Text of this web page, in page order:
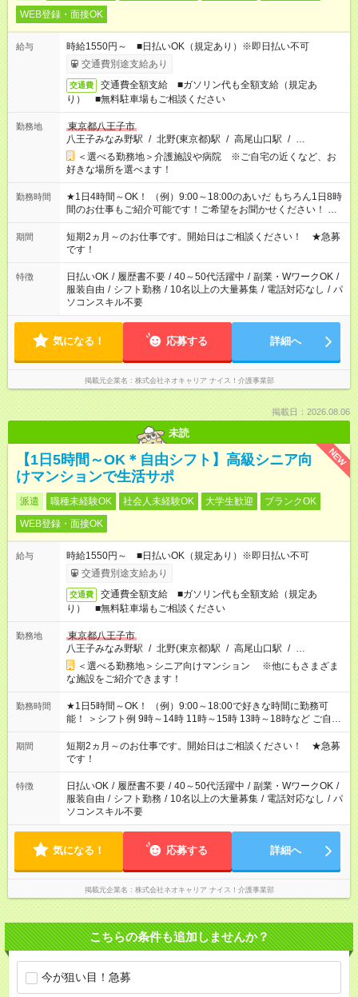
WEB登録・面接OK
給与
時給1550円～ ■日払いOK（規定あり）※即日払い不可
交通費別途支給あり
交通費
交通費全額支給 ■ガソリン代も全額支給（規定あ
り） ■無料駐車場もご相談ください
勤務地
東京都八王子市
八王子みなみ野駅 / 北野(東京都)駅 / 高尾山口駅 / …
＜選べる勤務地＞介護施設や病院 ※ご自宅の近くなど、お
好きな場所を選べます！
勤務時間
★1日4時間～OK！ （例）9:00～18:00のあいだ もちろん1日8時
間のお仕事もご紹介可能です！ご希望をお聞かせください！ ※
週最低15時間以上の勤務が必要です
期間
短期2ヵ月～のお仕事です。開始日はご相談ください！ ★急募
です！
特徴 日払いOK / 履歴書不要 / 40～50代活躍中 / 副業・WワークOK /
服装自由 / シフト勤務 / 10名以上の大量募集 / 電話対応なし / パ
ソコンスキル不要
気になる！ 応募する 詳細へ
掲載元企業名 株式会社ネオキャリア ナイス！介護事業部
掲載日：2026.08.06
未読
NEW
【1日5時間～OK＊自由シフト】高級シニア向
けマンションで生活サポ
派遣 職種未経験OK 社会人未経験OK 大学生歓迎
ブランクOK
WEB登録・面接OK
給与
時給1550円～ ■日払いOK（規定あり）※即日払い不可
交通費別途支給あり
交通費
交通費全額支給 ■ガソリン代も全額支給（規定あ
り） ■無料駐車場もご相談ください
勤務地
東京都八王子市
八王子みなみ野駅 / 北野(東京都)駅 / 高尾山口駅 / …
＜選べる勤務地＞シニア向けマンション ※他にもさまざま
な施設をご紹介できます！
勤務時間
★1日5時間～OK！ （例）9:00～18:00で好きな時間に勤務可
能！ ＞シフト例 9時～14時 11時～15時 13時～18時など ご自身
のご都合に合わせて勤務時間をご相談ください！ ★家庭の都合
でお休みや時間の調整が必要な場合も遠慮なくご相談くださ
い。
期間
短期2ヵ月～のお仕事です。開始日はご相談ください！ ★急募
です！
特徴 日払いOK / 履歴書不要 / 40～50代活躍中 / 副業・WワークOK /
服装自由 / シフト勤務 / 10名以上の大量募集 / 電話対応なし / パ
ソコンスキル不要
気になる！ 応募する 詳細へ
掲載元企業名 株式会社ネオキャリア ナイス！介護事業部
こちらの条件も追加しませんか？
今が狙い目！急募